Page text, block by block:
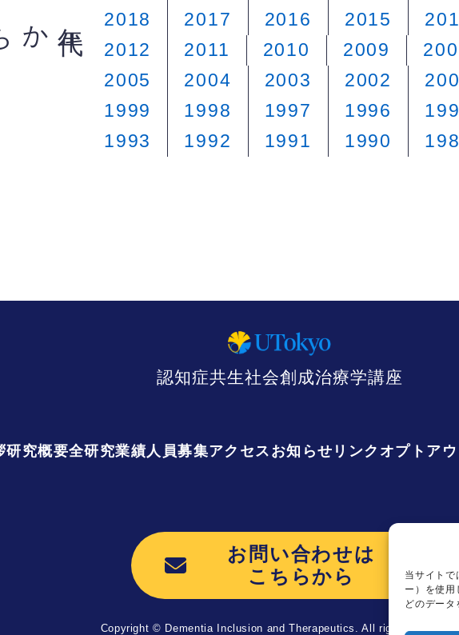
当サイト
ー）を使
どのデー
2018
2017 2016 2015
2012
2011 2010 2009
2005
2004 2003 2002
1999
1998 1997 1996
1993
1992 1991 1990
認知症共生社会創成治療学講座
研究概要全研究業績人員募集アクセス お知らせ リンク オプトア
お問い合わせは
こちらから
Copyright © Dementia Inclusion and Therapeutics. All rights reserved.